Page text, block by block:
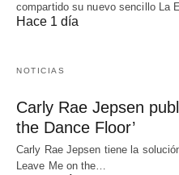
compartido su nuevo sencillo La
Hace 1 día
NOTICIAS
Carly Rae Jepsen
the Dance Floor’
Carly Rae Jepsen tiene la
Leave Me on the…